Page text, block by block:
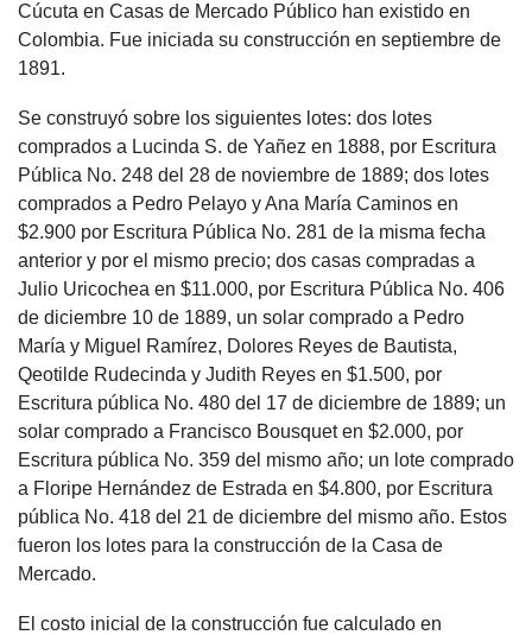
Cúcuta en Casas de Mercado Público han existido en
Colombia. Fue iniciada su construcción en septiembre de
1891.
Se construyó sobre los siguientes lotes: dos lotes
comprados a Lucinda S. de Yañez en 1888, por Escritura
Pública No. 248 del 28 de noviembre de 1889; dos lotes
comprados a Pedro Pelayo y Ana María Caminos en
$2.900 por Escritura Pública No. 281 de la misma fecha
anterior y por el mismo precio; dos casas compradas a
Julio Uricochea en $11.000, por Escritura Pública No. 406
de diciembre 10 de 1889, un solar comprado a Pedro
María y Miguel Ramírez, Dolores Reyes de Bautista,
Qeotilde Rudecinda y Judith Reyes en $1.500, por
Escritura pública No. 480 del 17 de diciembre de 1889; un
solar comprado a Francisco Bousquet en $2.000, por
Escritura pública No. 359 del mismo año; un lote comprado
a Floripe Hernández de Estrada en $4.800, por Escritura
pública No. 418 del 21 de diciembre del mismo año. Estos
fueron los lotes para la construcción de la Casa de
Mercado.
El costo inicial de la construcción fue calculado en